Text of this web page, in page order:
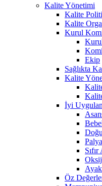
Kalite Yönetimi
Kalite
Kalite
Kurul
Ekip
Sağlıkta
Kalite
İyi
Öz